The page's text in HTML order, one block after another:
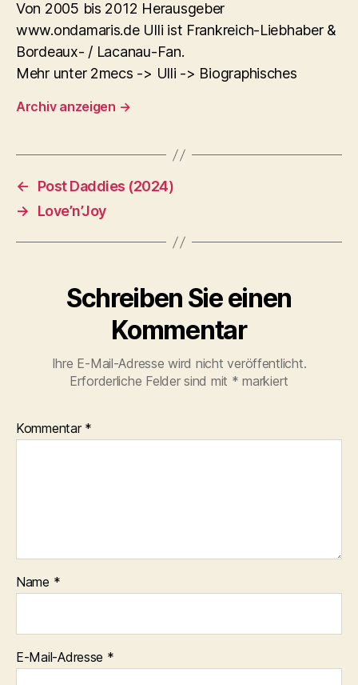
Von 2005 bis 2012 Herausgeber
www.ondamaris.de Ulli ist Frankreich-Liebhaber &
Bordeaux- / Lacanau-Fan.
Mehr unter 2mecs -> Ulli -> Biographisches
Archiv anzeigen →
←
Post Daddies (2024)
→
Love’n’Joy
Schreiben Sie einen
Kommentar
Ihre E-Mail-Adresse wird nicht veröffentlicht.
Erforderliche Felder sind mit * markiert
Kommentar *
Name *
E-Mail-Adresse *